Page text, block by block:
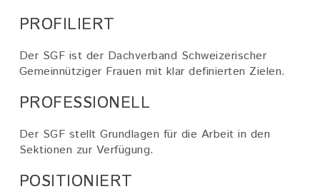
PROFILIERT
Der SGF ist der Dachverband Schweizerischer
Gemeinnütziger Frauen mit klar definierten Zielen.
PROFESSIONELL
Der SGF stellt Grundlagen für die Arbeit in den
Sektionen zur Verfügung.
POSITIONIERT